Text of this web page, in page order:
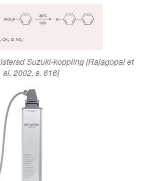
Suzuki-koppling [Rajagopal et
al. 2002, s. 616]